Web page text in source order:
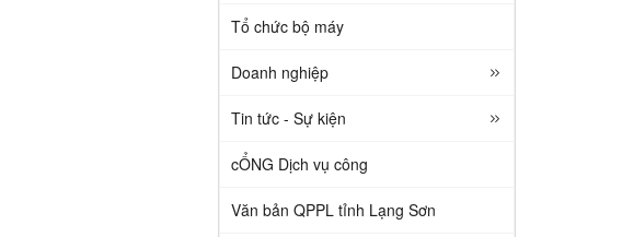
Tổ chức bộ máy
Doanh nghiệp
Tin tức - Sự kiện
cỔNG Dịch vụ công
Văn bản QPPL tỉnh Lạng Sơn